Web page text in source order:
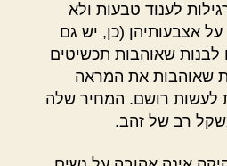
לענוד טבעות ולא
אצבעותיהן (כן, יש גם
שאוהבות תכשיטים
שאוהבות את המראה
לעשות רושם. המחיר שלה
רב של זהב.